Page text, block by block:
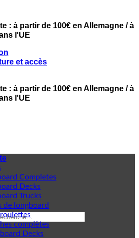
: à partir de 100€ en Allemagne / à
l'UE
et accès
: à partir de 100€ en Allemagne / à
l'UE
Completes
Decks
Trucks
de longboard
complètes
Decks